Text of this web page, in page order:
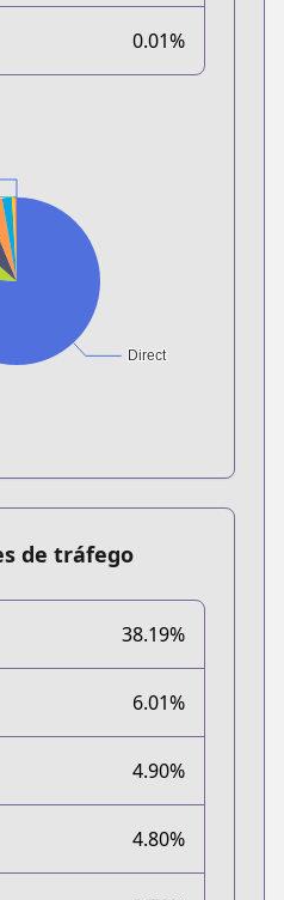
0.01%
de tráfego
38.19%
6.01%
4.90%
4.80%